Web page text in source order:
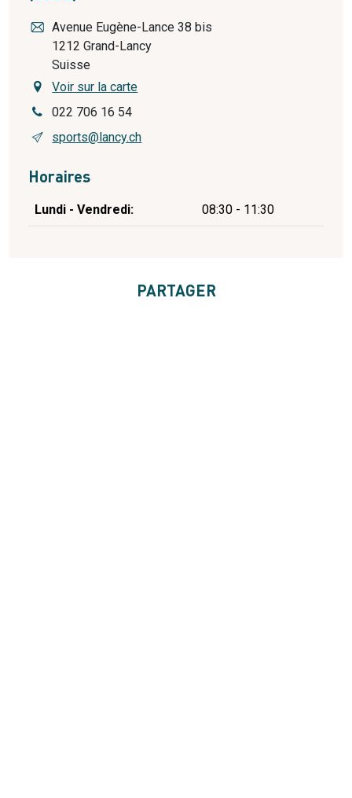
Avenue Eugène-Lance 38 bis
1212 Grand-Lancy
Suisse
Voir sur la carte
022 706 16 54
sports@lancy.ch
Horaires
Jour
Plage horaire
Lundi - Vendredi: 08:30 - 11:30
PARTAGER